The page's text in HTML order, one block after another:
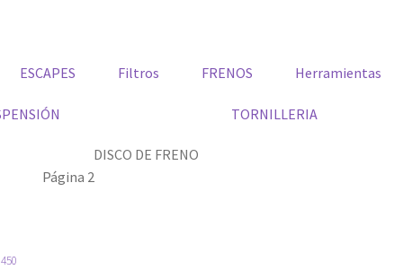
ESCAPES Filtros FRENOS Herramientas
TORNILLERIA
DISCO DE FRENO
Página 2